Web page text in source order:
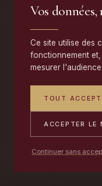
Vos
Ce site utilise des
fonctionnement
mesurer l'audience.
TOUT
ACCEPTER LE
Continuer sans